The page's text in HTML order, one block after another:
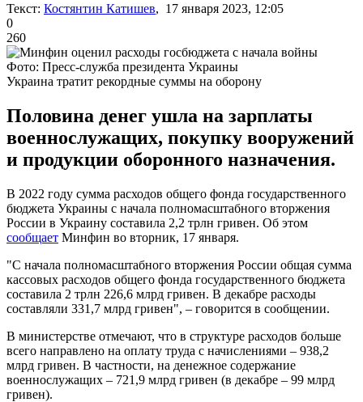
Текст: Костянтин Катишев, 17 января 2023, 12:05
0
260
Фото: Пресс-служба президента Украины
Украина тратит рекордные суммы на оборону
Половина денег ушла на зарплаты
военнослужащих, покупку вооружений
и продукции оборонного назначения.
В 2022 году сумма расходов общего фонда государственного
бюджета Украины с начала полномасштабного вторжения
России в Украину составила 2,2 трлн гривен. Об этом
сообщает Минфин во вторник, 17 января.
"С начала полномасштабного вторжения России общая сумма
кассовых расходов общего фонда государственного бюджета
составила 2 трлн 226,6 млрд гривен. В декабре расходы
составляли 331,7 млрд гривен", – говорится в сообщении.
В министерстве отмечают, что в структуре расходов больше
всего направлено на оплату труда с начислениями – 938,2
млрд гривен. В частности, на денежное содержание
военнослужащих – 721,9 млрд гривен (в декабре – 99 млрд
гривен).